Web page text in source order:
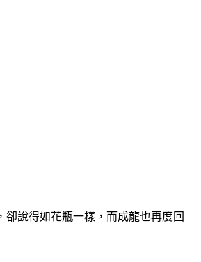
說得如花瓶一樣，而成龍也再度回